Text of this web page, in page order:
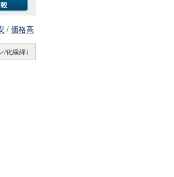
/価格高
化繊綿）